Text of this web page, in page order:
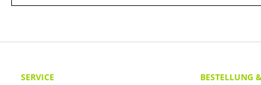
SERVICE
BESTELLUNG